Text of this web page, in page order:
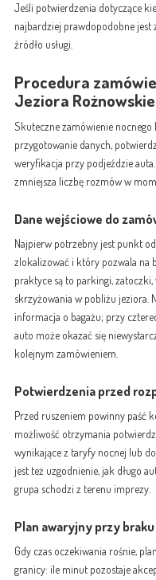
Jeśli potwierdzenia dotyczące
najbardziej prawdopodobne
źródło usługi.
Procedura
Jeziora
Skuteczne zamówienie
przygotowanie danych,
weryfikacja przy podjeździe
zmniejsza liczbę rozmów w
Dane wejściowe do
Najpierw potrzebny jest punkt
zlokalizować i który pozwala na
praktyce są to parkingi,
skrzyżowania w pobliżu jeziora.
informacja o bagażu; przy
auto może okazać się
kolejnym zamówieniem.
Potwierdzenia przed
Przed ruszeniem powinny paść
możliwość otrzymania
wynikające z taryfy nocnej lub
jest też uzgodnienie, jak długo
grupa schodzi z terenu imprezy.
Plan awaryjny przy
Gdy czas oczekiwania rośnie,
granicy: ile minut pozostaje